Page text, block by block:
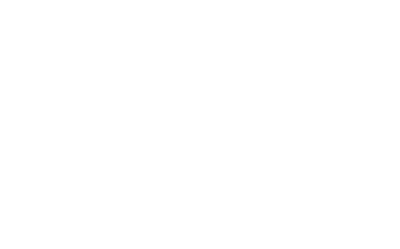
Evento Santa Catarina
Empresa Rio Grande do Sul
Rio de Janeiro